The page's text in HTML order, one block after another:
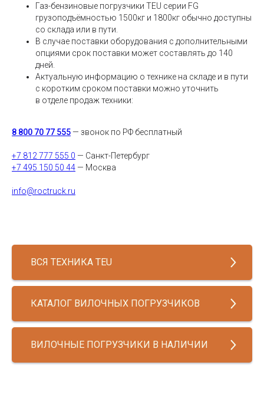
Газ-бензиновые погрузчики TEU серии FG
грузоподъёмностью 1500кг и 1800кг обычно доступны
со склада или в пути.
В случае поставки оборудования с дополнительными
опциями срок поставки может составлять до 140
дней.
Актуальную информацию о технике на складе и в пути
с коротким сроком поставки можно уточнить
в отделе продаж техники:
8 800 70 77 555— звонок по РФ бесплатный
+7 812 777 555 0 — Санкт-Петербург
+7 495 150 50 44— Москва
info@roctruck.ru
ВСЯ ТЕХНИКА TEU
КАТАЛОГ ВИЛОЧНЫХ ПОГРУЗЧИКОВ
ВИЛОЧНЫЕ ПОГРУЗЧИКИ В НАЛИЧИИ